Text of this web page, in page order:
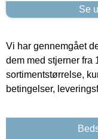
Se
Vi har gennemgået
dem med stjerner fra
sortimentstørrelse,
betingelser,